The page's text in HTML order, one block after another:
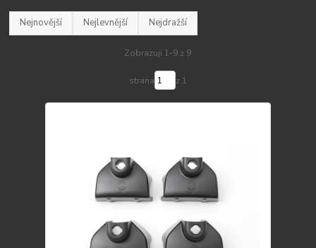
Nejnovější Nejlevnější Nejdražší
Zobrazuji 1-9 z 9
strana z 1